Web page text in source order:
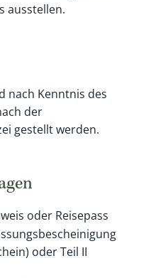
ausstellen.
nach Kenntnis des
der
gestellt werden.
oder Reisepass
oder Teil II